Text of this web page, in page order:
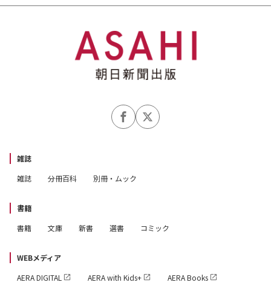
雑誌
雑誌
分冊百科 別冊・ムック
書籍
書籍
文庫 新書 選書 コミック
WEBメディア
AERA DIGITAL
AERA with Kids+
AERA Books